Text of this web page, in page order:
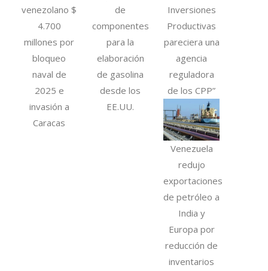
venezolano $
4.700
millones por
bloqueo
naval de
2025 e
invasión a
Caracas
de
componentes
para la
elaboración
de gasolina
desde los
EE.UU.
Inversiones
Productivas
pareciera una
agencia
reguladora
de los CPP”
Venezuela
redujo
exportaciones
de petróleo a
India y
Europa por
reducción de
inventarios